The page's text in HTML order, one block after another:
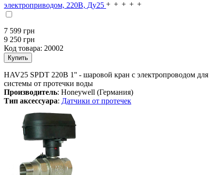
электроприводом, 220В, Ду25
7 599 грн
9 250 грн
Код товара: 20002
HAV25 SPDT 220B 1'' - шаровой кран с электропроводом для
системы от протечки воды
Производитель: Honeywell (Германия)
Тип аксессуара: Датчики от протечек